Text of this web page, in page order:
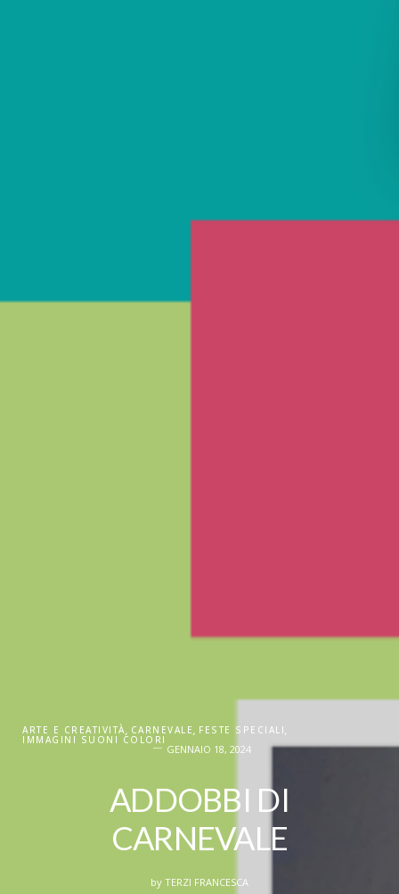
ARTE E CREATIVITÀ, CARNEVALE, FESTE SPECIALI
IMMAGINI SUONI COLORI
GENNAIO 18, 2024
ADDOBBI DI
CARNEVALE
by TERZI FRANCESCA